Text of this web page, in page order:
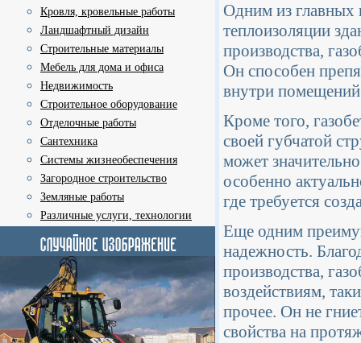
Кровля, кровельные работы
Ландшафтный дизайн
Строительные материалы
Мебель для дома и офиса
Недвижимость
Строительное оборудование
Отделочные работы
Сантехника
Системы жизнеобеспечения
Загородное строительство
Земляные работы
Различные услуги, технологии
Одним из главных
теплоизоляции
производства,
Он способен
внутри
Кроме того,
своей губчатой
может
особенно
где требуется
Еще одним
надежность.
производства,
воздействиям,
прочее. Он не
свойства на